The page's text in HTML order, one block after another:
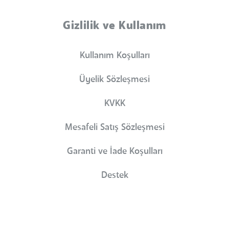
Gizlilik ve Kullanım
Kullanım Koşulları
Üyelik Sözleşmesi
KVKK
Mesafeli Satış Sözleşmesi
Garanti ve İade Koşulları
Destek